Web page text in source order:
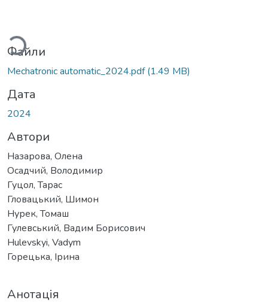
Вантажиться...
Файли
Mechatronic automatic_2024.pdf(1.49 MB)
Дата
2024
Автори
Назарова, Олена
Осадчий, Володимир
Гуцол, Тарас
Гловацький, Шимон
Нурек, Томаш
Гулевський, Вадим Борисович
Hulevskyi, Vadym
Горецька, Ірина
Анотація